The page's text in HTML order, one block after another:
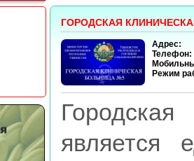
ГОРОДСКАЯ
Адрес:
Телефон:
Режим
является